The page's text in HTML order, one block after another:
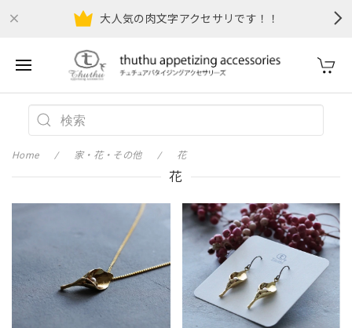
大人気の肉文字アクセサリです！！
Home 家・花・その他 花
花